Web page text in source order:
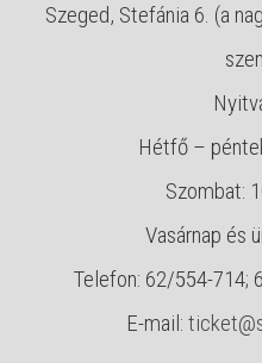
Szeged, Stefánia 6. (a
Hétfő –
Szombat:
Vasárnap és
Telefon: 62/554-714;
E-mail: